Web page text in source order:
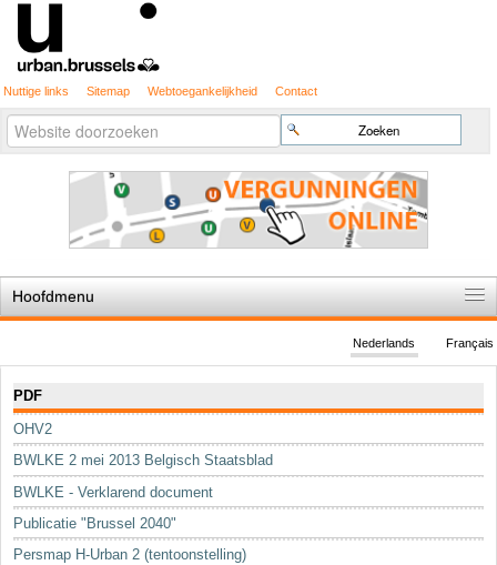
Nuttige links Sitemap Webtoegankelijkheid Contact
Zoek
Geavanceerd
zoeken...
Hoofdmenu
De spelregels
Stedenbouwkundige vergunning
Cartografie
Studies en publicaties
Sleutelwoorden
Stedenbouwkundige inlichtingen
Français
Nederlands
PDF
OHV2
BWLKE 2 mei 2013 Belgisch Staatsblad
BWLKE - Verklarend document
Publicatie "Brussel 2040"
Persmap H-Urban 2 (tentoonstelling)